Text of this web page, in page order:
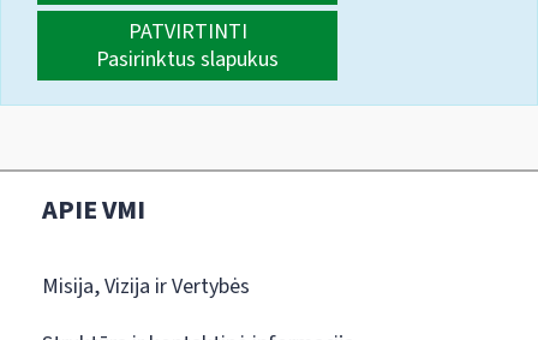
PATVIRTINTI
Pasirinktus slapukus
APIE VMI
Misija, Vizija ir Vertybės